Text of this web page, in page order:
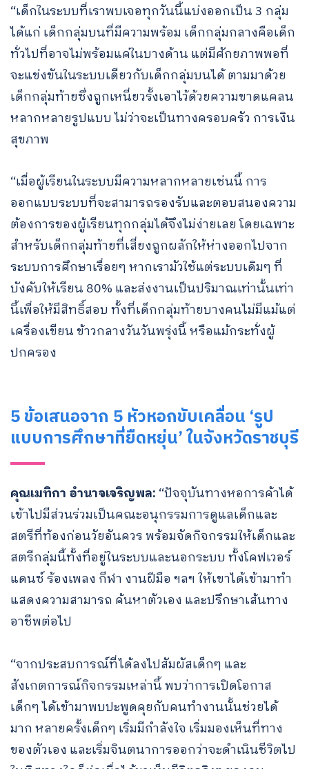
“เด็กในระบบที่เราพบเจอทุกวันนี้แบ่งออกเป็น 3 กลุ่ม
ได้แก่ เด็กกลุ่มบนที่มีความพร้อม เด็กกลุ่มกลางคือเด็ก
ทั่วไปที่อาจไม่พร้อมแค่ในบางด้าน แต่มีศักยภาพพอที่
จะแข่งขันในระบบเดียวกับเด็กกลุ่มบนได้ ตามมาด้วย
เด็กกลุ่มท้ายซึ่งถูกเหนี่ยวรั้งเอาไว้ด้วยความขาดแคลน
หลากหลายรูปแบบ ไม่ว่าจะเป็นทางครอบครัว การเงิน
สุขภาพ
“เมื่อผู้เรียนในระบบมีความหลากหลายเช่นนี้ การ
ออกแบบระบบที่จะสามารถรองรับและตอบสนองความ
ต้องการของผู้เรียนทุกกลุ่มได้จึงไม่ง่ายเลย โดยเฉพาะ
สำหรับเด็กกลุ่มท้ายที่เสี่ยงถูกผลักให้ห่างออกไปจาก
ระบบการศึกษาเรื่อยๆ หากเรามัวใช้แต่ระบบเดิมๆ ที่
บังคับให้เรียน 80% และส่งงานเป็นปริมาณเท่านั้นเท่า
นี้เพื่อให้มีสิทธิ์สอบ ทั้งที่เด็กกลุ่มท้ายบางคนไม่มีแม้แต่
เครื่องเขียน ข้าวกลางวันวันพรุ่งนี้ หรือแม้กระทั่งผู้
ปกครอง
5 ข้อเสนอจาก 5 หัวหอกขับเคลื่อน ‘รูป
แบบการศึกษาที่ยืดหยุ่น’ ในจังหวัดราชบุรี
คุณเมทิกา อำนาจเจริญพล: “ปัจจุบันทางหอการค้าได้
เข้าไปมีส่วนร่วมเป็นคณะอนุกรรมการดูแลเด็กและ
สตรีที่ท้องก่อนวัยอันควร พร้อมจัดกิจกรรมให้เด็กและ
สตรีกลุ่มนี้ทั้งที่อยู่ในระบบและนอกระบบ ทั้งโคฟเวอร์
แดนซ์ ร้องเพลง กีฬา งานฝีมือ ฯลฯ ให้เขาได้เข้ามาทำ
แสดงความสามารถ ค้นหาตัวเอง และปรึกษาเส้นทาง
อาชีพต่อไป
“จากประสบการณ์ที่ได้ลงไปสัมผัสเด็กๆ และ
สังเกตการณ์กิจกรรมเหล่านี้ พบว่าการเปิดโอกาส
เด็กๆ ได้เข้ามาพบปะพูดคุยกับคนทำงานนั้นช่วยได้
มาก หลายครั้งเด็กๆ เริ่มมีกำลังใจ เริ่มมองเห็นที่ทาง
ของตัวเอง และเริ่มจินตนาการออกว่าจะดำเนินชีวิตไป